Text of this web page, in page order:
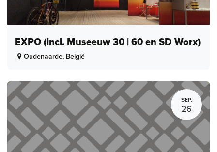
EXPO (incl. Museeuw 30 | 60 en SD Worx)
Oudenaarde, België
SEP.
26